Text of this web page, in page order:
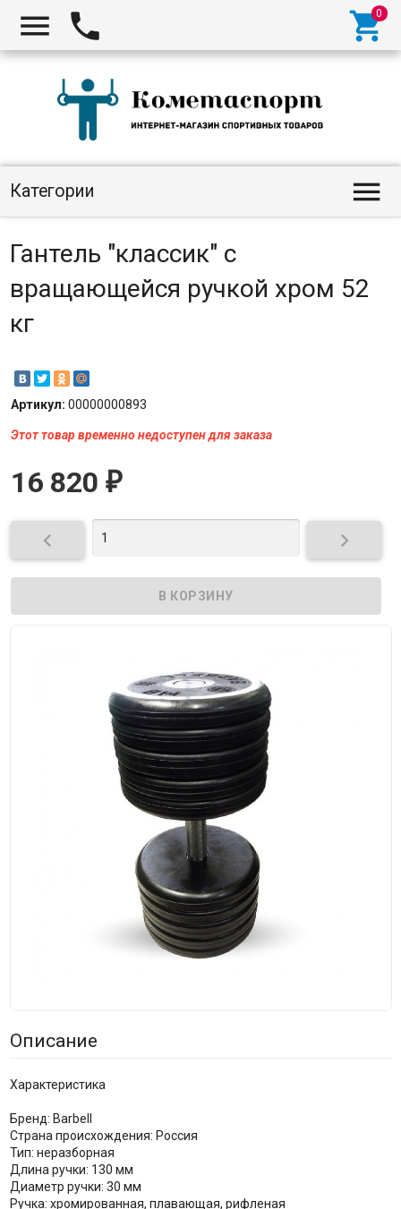
  
Категории 
Гантель "классик" с
вращающейся ручкой хром 52
кг
Артикул: 00000000893
Этот товар временно недоступен для заказа
16 820 ₽
 
Описание
Характеристика
Бренд: Barbell
Страна происхождения: Россия
Тип: неразборная
Длина ручки: 130 мм
Диаметр ручки: 30 мм
Ручка: хромированная, плавающая, рифленая